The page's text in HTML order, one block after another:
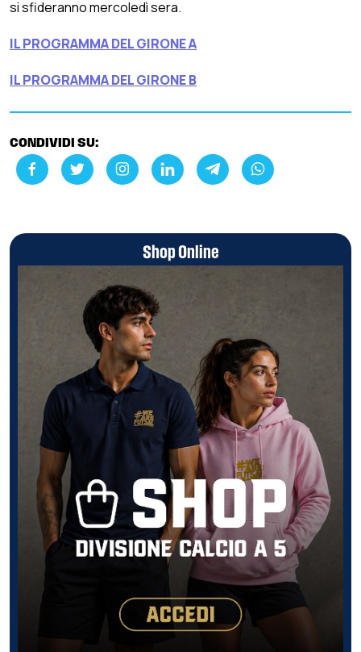
si sfideranno mercoledì sera.
IL PROGRAMMA DEL GIRONE A
IL PROGRAMMA DEL GIRONE B
CONDIVIDI SU:
Shop Online